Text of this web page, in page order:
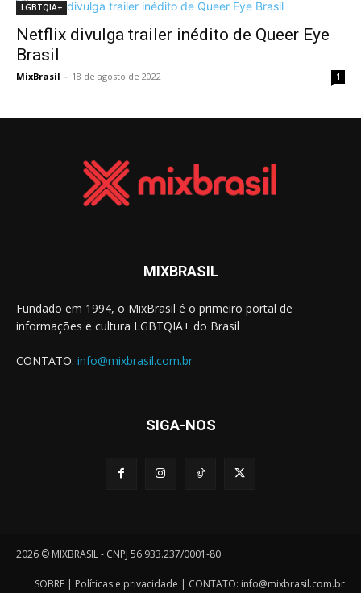
LGBTQIA+
Netflix divulga trailer inédito de Queer Eye
Brasil
MixBrasil - 18 de agosto de 2022 1
MIXBRASIL
Fundado em 1994, o MixBrasil é o primeiro portal de
informações e cultura LGBTQIA+ do Brasil
CONTATO: info@mixbrasil.com.br
SIGA-NOS
2026 © MIXBRASIL - CNPJ 56.933.237/0001-80
SOBRE | Políticas e privacidade | CONTATO: info@mixbrasil.com.br